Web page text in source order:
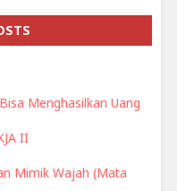
Menghasilkan Uang
II
Mimik Wajah (Mata